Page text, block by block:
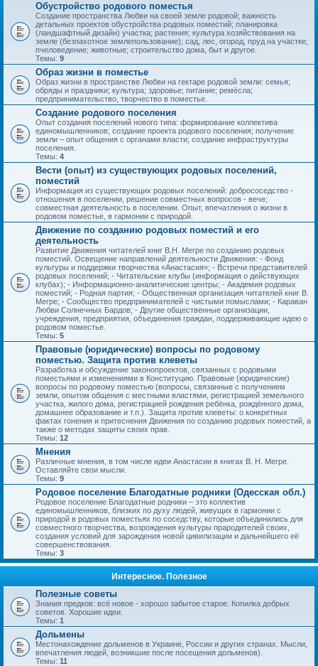
Обустройство родового поместья
Создание пространства Любви на своей земле родовой; важность
детальных проектов обустройства родовых поместий; планировка
(ландшафтный дизайн) участка; растения; культура хозяйствования на
земле (безпахотное землепользование); сад, лес, огород, пруд на участке;
пчеловедение; животные; строительство дома, быт и другое.
Темы: 9
Образ жизни в поместье
Образ жизни в пространстве Любви на гектаре родовой земли: семья;
обряды и праздники; культура; здоровье; питание; ремёсла;
предпринимательство, творчество в поместье.
Создание родового поселения
Опыт создания поселений нового типа: формирование коллектива
единомышленников; создание проекта родового поселения; получение
земли – опыт общения с органами власти; создание инфраструктуры
поселения.
Темы: 4
Вести (опыт) из существующих родовых поселений,
поместий
Информация из существующих родовых поселений: добрососедство -
отношения в поселении, решение совместных вопросов - вече;
совместная деятельность в поселении. Опыт, впечатления о жизни в
родовом поместье, в гармонии с природой.
Движение по созданию родовых поместий и его
деятельность
Развитие Движения читателей книг В.Н. Мегре по созданию родовых
поместий. Освещение направлений деятельности Движения: - Фонд
культуры и поддержки творчества «Анастасия»; - Встречи представителей
родовых поселений; - Читательские клубы (информация о действующих
клубах); - Информационно-аналитические центры; - Академия родовых
поместий; - Родная партия; - Общественная организация читателей книг В.
Мегре; - Сообщество предпринимателей с чистыми помыслами; - Караван
Любви Солнечных Бардов; - Другие общественные организации,
учреждения, предприятия, объединения граждан, поддерживающие идею о
родовом поместье.
Темы: 5
Правовые (юридические) вопросы по родовому
поместью. Защита против клеветы
Разработка и обсуждение законопроектов, связанных с родовыми
поместьями и изменениями в Конституцию. Правовые (юридические)
вопросы по родовому поместью (вопросы, связанные с получением
земли, опытом общения с местными властями, регистрацией земельного
участка, жилого дома, регистрацией рождения ребёнка, рождённого дома,
домашнее образование и т.п.). Защита против клеветы: о конкретных
фактах гонения и притеснения Движения по созданию родовых поместий, а
также о методах защиты своих прав.
Темы: 12
Мнения
Различные мнения, в том числе идеи Анастасии в книгах В. Н. Мегре.
Оставляйте свои мысли.
Темы: 9
Родовое поселение Благодатные родники (Одесская обл.)
Родовое поселение Благодатные родники – это коллектив
единомышленников, близких по духу людей, живущих в гармонии с
природой в родовых поместьях по соседству, которые объединились для
совместного творчества, возрождения культуры прародителей своих,
создания условий для зарождения новой цивилизации и дальнейшего её
совершенствования.
Темы: 3
Интересное. Полезное
Полезные советы
Знания предков: всё новое - хорошо забытое старое. Копилка добрых
советов. Хорошие идеи.
Темы: 1
Дольмены
Местонахождение дольменов в Украине, России и других странах. Мысли,
впечатления людей, возникшие после посещения дольменов).
Темы: 11